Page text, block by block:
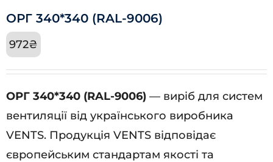
ОРГ 340*340 (RAL-9006)
972₴
ОРГ 340*340 (RAL-9006) — виріб для систем
вентиляції від українського виробника
VENTS. Продукція VENTS відповідає
європейським стандартам якості та